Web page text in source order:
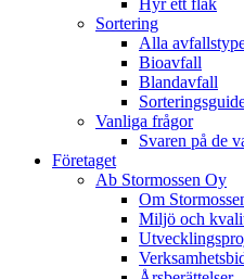
Hyr ett flak
Sortering
Alla
Bioavfall
Blandavfall
Vanliga frågor
Svaren på de
Företaget
Ab Stormossen Oy
Om
Miljö och